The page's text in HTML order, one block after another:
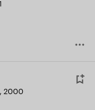
2000